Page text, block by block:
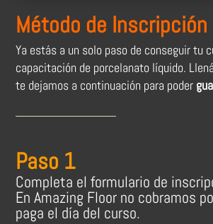
Método de Inscripción
Ya estás a un solo paso de conseguir tu
capacitación de porcelanato líquido.
te dejamos a continuación para poder
Paso 1
Completa el formulario de
En Amazing Floor no cobramos
paga el día del curso.